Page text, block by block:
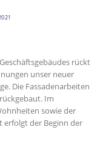
rückt
unser neuer
Die Fassadenarbeiten
Im
sowie der
erfolgt der Beginn der